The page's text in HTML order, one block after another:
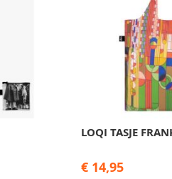
LOQI TASJE
€ 14,95